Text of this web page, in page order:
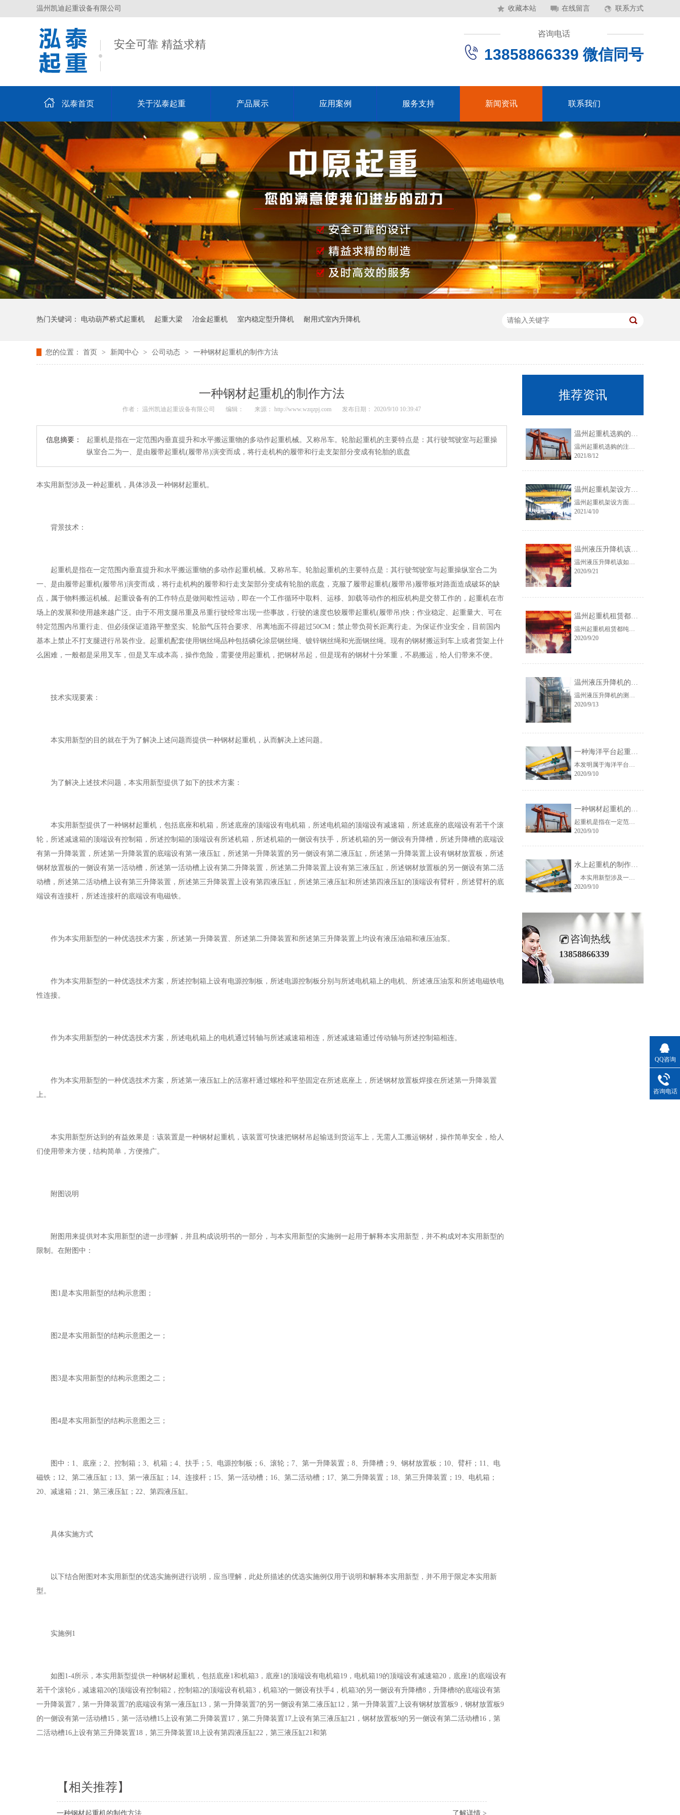
收藏本站 在线留言 联系方式
温州凯迪起重设备有限公司
安全可靠 精益求精
咨询电话
13858866339 微信同号
泓泰首页 关于泓泰起重 产品展示 应用案例 服务支持 新闻资讯 联系我们
热门关键词： 电动葫芦桥式起重机 起重大梁 冶金起重机 室内稳定型升降机 耐用式室内升降机
您的位置： 首页 > 新闻中心 > 公司动态 > 一种钢材起重机的制作方法
一种钢材起重机的制作方法
作者： 温州凯迪起重设备有限公司 编辑： 来源： http://www.wzqzpj.com 发布日期： 2020/9/10 10:39:47
信息摘要：
起重机是指在一定范围内垂直提升和水平搬运重物的多动作起重机械。又称吊车。轮胎起重机的主要特点是：其行驶驾驶室与起重操
纵室合二为一、是由履带起重机(履带吊)演变而成，将行走机构的履带和行走支架部分变成有轮胎的底盘
本实用新型涉及一种起重机，具体涉及一种钢材起重机。
背景技术：
起重机是指在一定范围内垂直提升和水平搬运重物的多动作起重机械。又称吊车。轮胎起重机的主要特点是：其行驶驾驶室与起重操纵室合二为
一、是由履带起重机(履带吊)演变而成，将行走机构的履带和行走支架部分变成有轮胎的底盘，克服了履带起重机(履带吊)履带板对路面造成破坏的缺
点，属于物料搬运机械。起重设备有的工作特点是做间歇性运动，即在一个工作循环中取料、运移、卸载等动作的相应机构是交替工作的，起重机在市
场上的发展和使用越来越广泛。由于不用支腿吊重及吊重行驶经常出现一些事故，行驶的速度也较履带起重机(履带吊)快；作业稳定、起重量大、可在
特定范围内吊重行走、但必须保证道路平整坚实、轮胎气压符合要求、吊离地面不得超过50CM；禁止带负荷长距离行走。为保证作业安全，目前国内
基本上禁止不打支腿进行吊装作业。起重机配套使用钢丝绳品种包括磷化涂层钢丝绳、镀锌钢丝绳和光面钢丝绳。现有的钢材搬运到车上或者货架上什
么困难，一般都是采用叉车，但是叉车成本高，操作危险，需要使用起重机，把钢材吊起，但是现有的钢材十分笨重，不易搬运，给人们带来不便。
技术实现要素：
本实用新型的目的就在于为了解决上述问题而提供一种钢材起重机，从而解决上述问题。
为了解决上述技术问题，本实用新型提供了如下的技术方案：
本实用新型提供了一种钢材起重机，包括底座和机箱，所述底座的顶端设有电机箱，所述电机箱的顶端设有减速箱，所述底座的底端设有若干个滚
轮，所述减速箱的顶端设有控制箱，所述控制箱的顶端设有所述机箱，所述机箱的一侧设有扶手，所述机箱的另一侧设有升降槽，所述升降槽的底端设
有第一升降装置，所述第一升降装置的底端设有第一液压缸，所述第一升降装置的另一侧设有第二液压缸，所述第一升降装置上设有钢材放置板，所述
钢材放置板的一侧设有第一活动槽，所述第一活动槽上设有第二升降装置，所述第二升降装置上设有第三液压缸，所述钢材放置板的另一侧设有第二活
动槽，所述第二活动槽上设有第三升降装置，所述第三升降装置上设有第四液压缸，所述第三液压缸和所述第四液压缸的顶端设有臂杆，所述臂杆的底
端设有连接杆，所述连接杆的底端设有电磁铁。
作为本实用新型的一种优选技术方案，所述第一升降装置、所述第二升降装置和所述第三升降装置上均设有液压油箱和液压油泵。
作为本实用新型的一种优选技术方案，所述控制箱上设有电源控制板，所述电源控制板分别与所述电机箱上的电机、所述液压油泵和所述电磁铁电
性连接。
作为本实用新型的一种优选技术方案，所述电机箱上的电机通过转轴与所述减速箱相连，所述减速箱通过传动轴与所述控制箱相连。
作为本实用新型的一种优选技术方案，所述第一液压缸上的活塞杆通过螺栓和平垫固定在所述底座上，所述钢材放置板焊接在所述第一升降装置
上。
本实用新型所达到的有益效果是：该装置是一种钢材起重机，该装置可快速把钢材吊起输送到货运车上，无需人工搬运钢材，操作简单安全，给人
们使用带来方便，结构简单，方便推广。
附图说明
附图用来提供对本实用新型的进一步理解，并且构成说明书的一部分，与本实用新型的实施例一起用于解释本实用新型，并不构成对本实用新型的
限制。在附图中：
图1是本实用新型的结构示意图；
图2是本实用新型的结构示意图之一；
图3是本实用新型的结构示意图之二；
图4是本实用新型的结构示意图之三；
图中：1、底座；2、控制箱；3、机箱；4、扶手；5、电源控制板；6、滚轮；7、第一升降装置；8、升降槽；9、钢材放置板；10、臂杆；11、电
磁铁；12、第二液压缸；13、第一液压缸；14、连接杆；15、第一活动槽；16、第二活动槽；17、第二升降装置；18、第三升降装置；19、电机箱；
20、减速箱；21、第三液压缸；22、第四液压缸。
具体实施方式
以下结合附图对本实用新型的优选实施例进行说明，应当理解，此处所描述的优选实施例仅用于说明和解释本实用新型，并不用于限定本实用新
型。
实施例1
如图1-4所示，本实用新型提供一种钢材起重机，包括底座1和机箱3，底座1的顶端设有电机箱19，电机箱19的顶端设有减速箱20，底座1的底端设有
若干个滚轮6，减速箱20的顶端设有控制箱2，控制箱2的顶端设有机箱3，机箱3的一侧设有扶手4，机箱3的另一侧设有升降槽8，升降槽8的底端设有第
一升降装置7，第一升降装置7的底端设有第一液压缸13，第一升降装置7的另一侧设有第二液压缸12，第一升降装置7上设有钢材放置板9，钢材放置板9
的一侧设有第一活动槽15，第一活动槽15上设有第二升降装置17，第二升降装置17上设有第三液压缸21，钢材放置板9的另一侧设有第二活动槽16，第
二活动槽16上设有第三升降装置18，第三升降装置18上设有第四液压缸22，第三液压缸21和第
【相关推荐】
了解详情 >
一种钢材起重机的制作方法
推荐资讯
温州起重机选购的注意事项都有那些呢？
温州起重机选购的注意事项都有那些呢？温州起重机的选购是众多用户所关心的问题，下面中原起重的张师傅来给…
2021/8/12
温州起重机架设方面都有哪些技巧呢？
温州起重机架设方面都有哪些技巧呢？起重机设备做为每个场地运送、起吊吊物的关键机器设备获得广泛运用，为…
2021/4/10
温州液压升降机该如何进行维护的呢？
温州液压升降机该如何进行维护的呢？温州液压升降机的电路是怎么回事呢？
2020/9/21
温州起重机租赁都纯在哪些问题呢？
温州起重机租赁都纯在哪些问题呢？实际上，对于施工设备来说，安全是保证工程顺利进行的保证。所以在使用温…
2020/9/20
温州液压升降机的测试精确如何保证呢？
温州液压升降机的测试精确如何保证呢？温州液压升降机在使用过程中抖动怎么办呢？其实要想保证螺旋升降机的…
2020/9/13
一种海洋平台起重机的制作方法
本发明属于海洋平台设备技术领域，特别涉及一种海洋平台起重机。
2020/9/10
起重机是指在一定范围内垂直提升和水平搬运重物的多动作起重机械。又称吊车。轮胎起重机的主要特点是：其行…
2020/9/10
水上起重机的制作方法
本实用新型涉及一种水上起重机，特别是指吊装圆形柱身的风力发电设备 和吊装其他圓形截面长大件设备的 …
2020/9/10
咨询热线
13858866339
QQ咨询
咨询电话